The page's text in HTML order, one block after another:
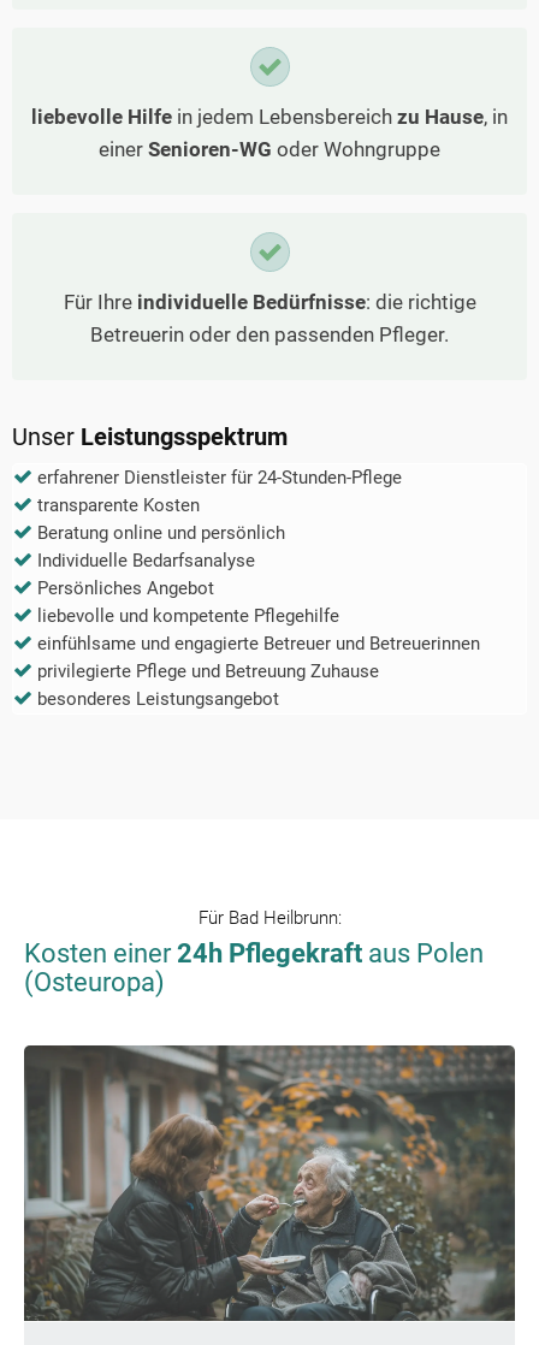
liebevolle Hilfe in jedem Lebensbereich zu Hause, in
einer Senioren-WG oder Wohngruppe
Für Ihre individuelle Bedürfnisse: die richtige
Betreuerin oder den passenden Pfleger.
Unser Leistungsspektrum
erfahrener Dienstleister für 24-Stunden-Pflege
transparente Kosten
Beratung online und persönlich
Individuelle Bedarfsanalyse
Persönliches Angebot
liebevolle und kompetente Pflegehilfe
einfühlsame und engagierte Betreuer und Betreuerinnen
privilegierte Pflege und Betreuung Zuhause
besonderes Leistungsangebot
Für Bad Heilbrunn:
Kosten einer24h Pflegekraft aus Polen
(Osteuropa)